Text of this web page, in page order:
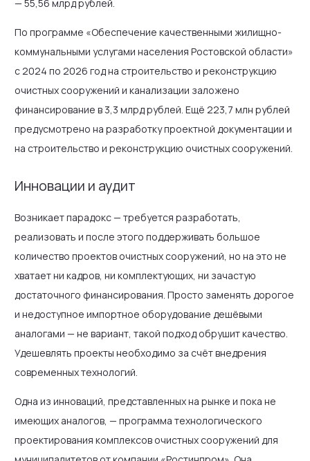
— 55,56 млрд рублей.
По программе «Обеспечение качественными жилищно-
коммунальными услугами населения Ростовской области»
с 2024 по 2026 год на строительство и реконструкцию
очистных сооружений и канализации заложено
финансирование в 3,3 млрд рублей. Ещё 223,7 млн рублей
предусмотрено на разработку проектной документации и
на строительство и реконструкцию очистных сооружений.
Инновации и аудит
Возникает парадокс — требуется разработать,
реализовать и после этого поддерживать большое
количество проектов очистных сооружений, но на это не
хватает ни кадров, ни комплектующих, ни зачастую
достаточного финансирования. Просто заменять дорогое
и недоступное импортное оборудование дешёвыми
аналогами — не вариант, такой подход обрушит качество.
Удешевлять проекты необходимо за счёт внедрения
современных технологий.
Одна из инноваций, представленных на рынке и пока не
имеющих аналогов, — программа технологического
проектирования комплексов очистных сооружений для